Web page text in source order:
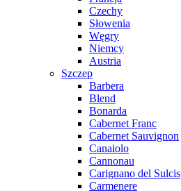
Czechy
Słowenia
Węgry
Niemcy
Austria
Szczep
Barbera
Blend
Bonarda
Cabernet Franc
Cabernet Sauvignon
Canaiolo
Cannonau
Carignano del Sulcis
Carmenere